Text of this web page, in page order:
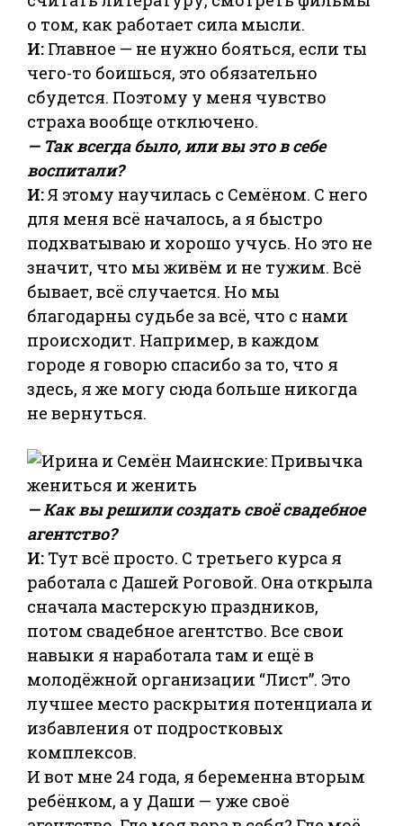
о том, как работает сила мысли.
И: Главное — не нужно бояться, если ты
чего-то боишься, это обязательно
сбудется. Поэтому у меня чувство
страха вообще отключено.
— Так всегда было, или вы это в себе
воспитали?
И:Я этому научилась с Семёном. С него
для меня всё началось, а я быстро
подхватываю и хорошо учусь. Но это не
значит, что мы живём и не тужим. Всё
бывает, всё случается. Но мы
благодарны судьбе за всё, что с нами
происходит. Например, в каждом
городе я говорю спасибо за то, что я
здесь, я же могу сюда больше никогда
не вернуться.
— Как вы решили создать своё свадебное
агентство?
И: Тут всё просто. С третьего курса я
работала с Дашей Роговой. Она открыла
сначала мастерскую праздников,
потом свадебное агентство. Все свои
навыки я наработала там и ещё в
молодёжной организации “Лист”. Это
лучшее место раскрытия потенциала и
избавления от подростковых
комплексов.
И вот мне 24 года, я беременна вторым
ребёнком, а у Даши — уже своё